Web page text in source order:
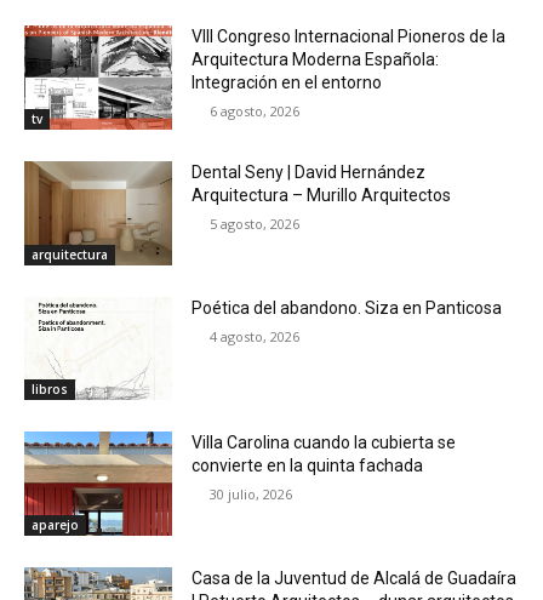
tv
VIII Congreso Internacional Pioneros de la
Arquitectura Moderna Española:
Integración en el entorno
6 agosto, 2026
arquitectura
Dental Seny | David Hernández
Arquitectura – Murillo Arquitectos
5 agosto, 2026
libros
Poética del abandono. Siza en Panticosa
4 agosto, 2026
aparejo
Villa Carolina cuando la cubierta se
convierte en la quinta fachada
30 julio, 2026
Casa de la Juventud de Alcalá de Guadaíra